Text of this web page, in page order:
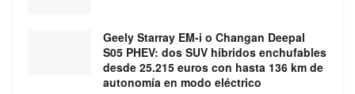
Geely Starray EM-i o Changan Deepal
S05 PHEV: dos SUV híbridos enchufables
desde 25.215 euros con hasta 136 km de
autonomía en modo eléctrico